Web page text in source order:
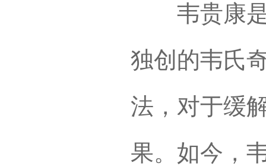
韦贵康是
独创的韦氏
法，对于缓
果。如今，